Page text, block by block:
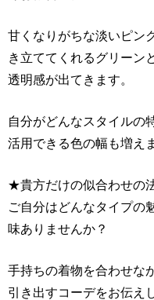
甘くなりがちな淡いピン
き立ててくれるグリーン
透明感が出てきます。
自分がどんなスタイルの
活用できる色の幅も増え
★貴方だけの似合わせの
ご自分はどんなタイプの
味ありませんか？
手持ちの着物を合わせな
引き出すコーデをお伝え